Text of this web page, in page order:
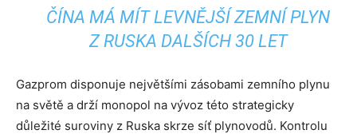
ČÍNA MÁ MÍT LEVNĚJŠÍ ZEMNÍ PLYN
Z RUSKA DALŠÍCH 30 LET
Gazprom disponuje největšími zásobami zemního plynu
na světě a drží monopol na vývoz této strategicky
důležité suroviny z Ruska skrze síť plynovodů. Kontrolu